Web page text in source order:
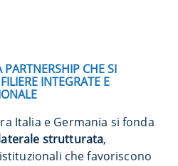
CHE SI
INTEGRATE E
Italia e Germania si fonda
strutturata,
che favoriscono